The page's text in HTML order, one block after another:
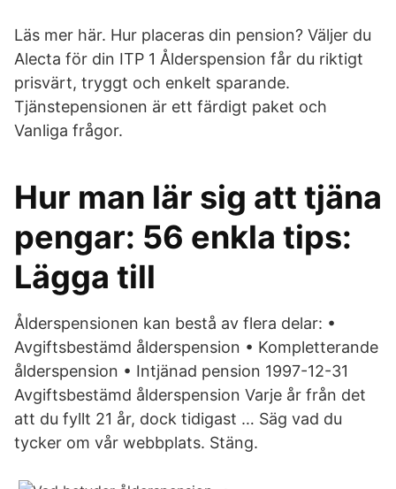
Läs mer här. Hur placeras din pension? Väljer du
Alecta för din ITP 1 Ålderspension får du riktigt
prisvärt, tryggt och enkelt sparande.
Tjänstepensionen är ett färdigt paket och
Vanliga frågor.
Hur man lär sig att tjäna
pengar: 56 enkla tips:
Lägga till
Ålderspensionen kan bestå av flera delar: •
Avgiftsbestämd ålderspension • Kompletterande
ålderspension • Intjänad pension 1997-12-31
Avgiftsbestämd ålderspension Varje år från det
att du fyllt 21 år, dock tidigast … Säg vad du
tycker om vår webbplats. Stäng.